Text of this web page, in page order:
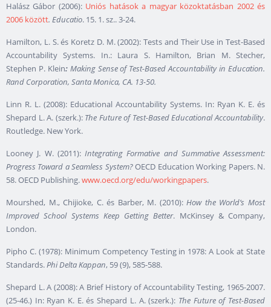
Halász Gábor (2006): Uniós hatások a magyar közoktatásban 2002 és
2006 között. Educatio. 15. 1. sz.. 3-24.
Hamilton, L. S. és Koretz D. M. (2002): Tests and Their Use in Test-Based
Accountability Systems. In.: Laura S. Hamilton, Brian M. Stecher,
Stephen P. Klein: Making Sense of Test-Based Accountability in Education.
Rand Corporation, Santa Monica, CA. 13-50.
Linn R. L. (2008): Educational Accountability Systems. In: Ryan K. E. és
Shepard L. A. (szerk.): The Future of Test-Based Educational Accountability.
Routledge. New York.
Looney J. W. (2011):Integrating Formative and Summative Assessment:
Progress Toward a Seamless System?OECD Education Working Papers. N.
58. OECD Publishing.www.oecd.org/edu/workingpapers.
Mourshed, M., Chijioke, C. és Barber, M. (2010):How the World’s Most
Improved School Systems Keep Getting Better. McKinsey & Company,
London.
Pipho C. (1978): Minimum Competency Testing in 1978: A Look at State
Standards.Phi Delta Kappan, 59 (9), 585-588.
Shepard L. A (2008): A Brief History of Accountability Testing, 1965-2007.
(25-46.) In: Ryan K. E. és Shepard L. A. (szerk.): The Future of Test-Based